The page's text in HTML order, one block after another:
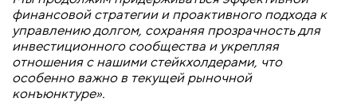
финансовой стратегии и проактивного подхода к
управлению долгом, сохраняя прозрачность для
инвестиционного сообщества и укрепляя
отношения с нашими стейкхолдерами, что
особенно важно в текущей рыночной
конъюнктуре».